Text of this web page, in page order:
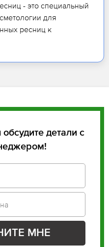
- это специальный
для
ресниц к
детали с